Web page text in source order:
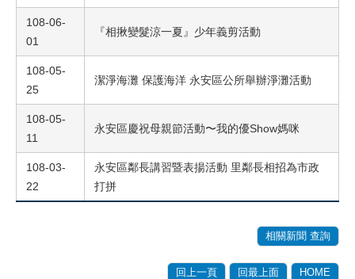
108-06-
01
『相揪變髮涼一夏』少年義剪活動
108-05-
25
潔淨海灘 保護海洋 永安區公所舉辦淨灘活動
108-05-
11
永安區慶祝母親節活動〜我的優Show媽咪
108-03-
22
永安區鄰長講習暨表揚活動 里鄰長相招為市政
打拼
相關新聞 查詢
回上一頁 回最上面 HOME